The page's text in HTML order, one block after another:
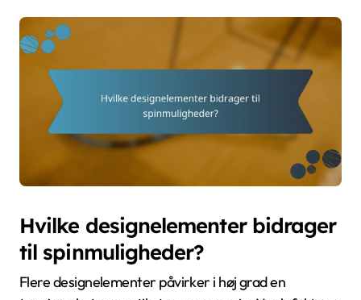
Hvilke designelementer bidrager
til spinmuligheder?
Flere designelementer påvirker i høj grad en